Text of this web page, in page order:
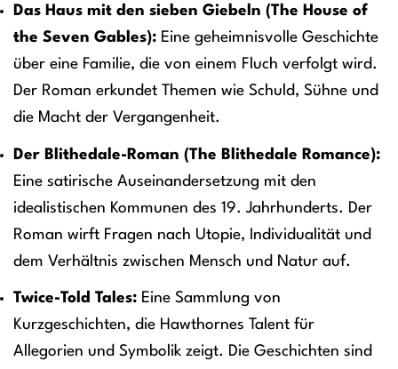
Das Haus mit den sieben Giebeln (The House of
the Seven Gables): Eine geheimnisvolle Geschichte
über eine Familie, die von einem Fluch verfolgt wird.
Der Roman erkundet Themen wie Schuld, Sühne und
die Macht der Vergangenheit.
Der Blithedale-Roman (The Blithedale Romance):
Eine satirische Auseinandersetzung mit den
idealistischen Kommunen des 19. Jahrhunderts. Der
Roman wirft Fragen nach Utopie, Individualität und
dem Verhältnis zwischen Mensch und Natur auf.
Twice-Told Tales: Eine Sammlung von
Kurzgeschichten, die Hawthornes Talent für
Allegorien und Symbolik zeigt. Die Geschichten sind